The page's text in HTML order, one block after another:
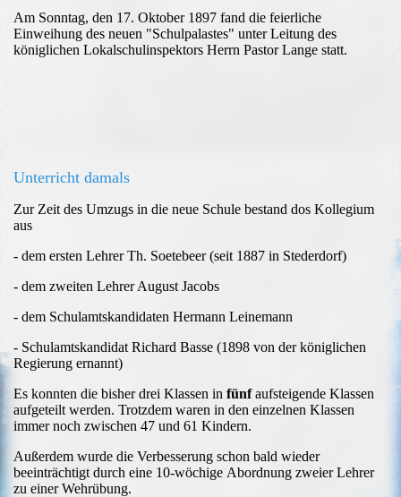
Am Sonntag, den 17. Oktober 1897 fand die feierliche
Einweihung des neuen "Schulpalastes" unter Leitung des
königlichen Lokalschulinspektors Herrn Pastor Lange statt.
Unterricht damals
Zur Zeit des Umzugs in die neue Schule bestand dos Kollegium
aus
- dem ersten Lehrer Th. Soetebeer (seit 1887 in Stederdorf)
- dem zweiten Lehrer August Jacobs
- dem Schulamtskandidaten Hermann Leinemann
- Schulamtskandidat Richard Basse (1898 von der königlichen
Regierung ernannt)
Es konnten die bisher drei Klassen in fünfaufsteigende Klassen
aufgeteilt werden. Trotzdem waren in den einzelnen Klassen
immer noch zwischen 47 und 61 Kindern.
Außerdem wurde die Verbesserung schon bald wieder
beeinträchtigt durch eine 10-wöchige Abordnung zweier Lehrer
zu einer Wehrübung.